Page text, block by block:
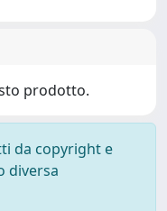
prodotto.
da copyright e
diversa